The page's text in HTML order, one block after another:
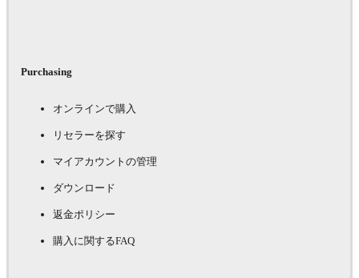
Purchasing
オンラインで購入
リセラーを探す
マイアカウントの管理
ダウンロード
返金ポリシー
購入に関するFAQ